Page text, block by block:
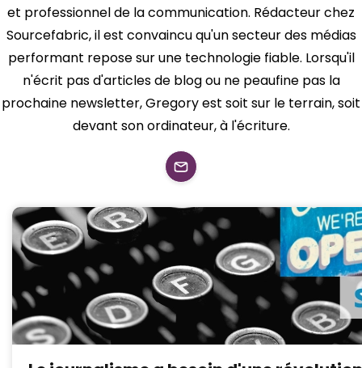
et professionnel de la communication. Rédacteur chez
Sourcefabric, il est convaincu qu'un secteur des médias
performant repose sur une technologie fiable. Lorsqu'il
n'écrit pas d'articles de blog ou ne peaufine pas la
prochaine newsletter, Gregory est soit sur le terrain, soit
devant son ordinateur, à l'écriture.